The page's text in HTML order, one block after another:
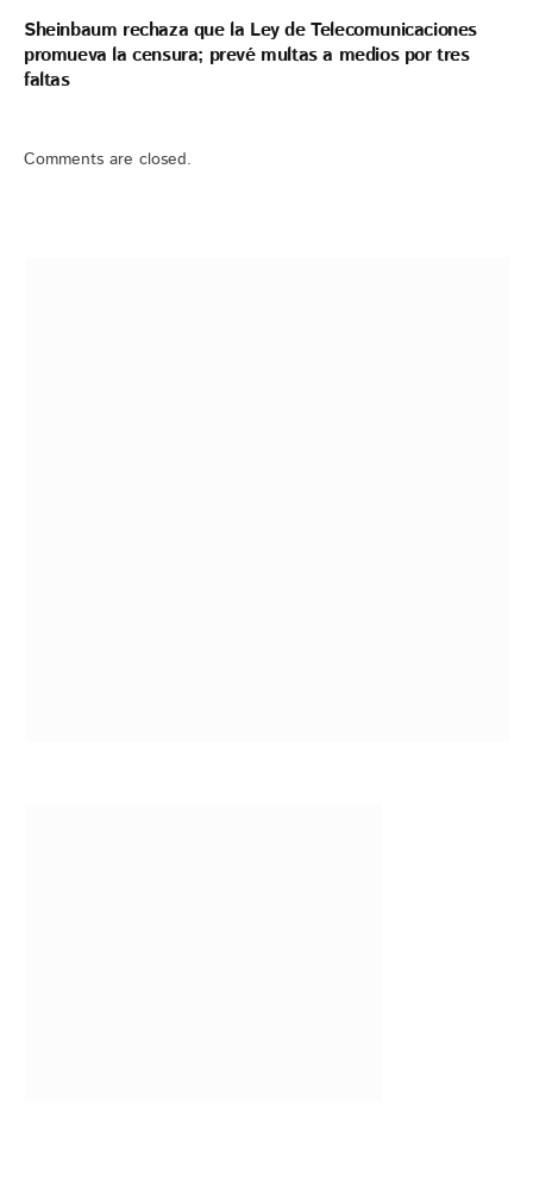
Sheinbaum rechaza que la Ley de Telecomunicaciones
promueva la censura; prevé multas a medios por tres
faltas
Comments are closed.